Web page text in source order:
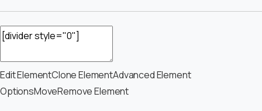
Edit ElementClone ElementAdvanced Element
OptionsMoveRemove Element